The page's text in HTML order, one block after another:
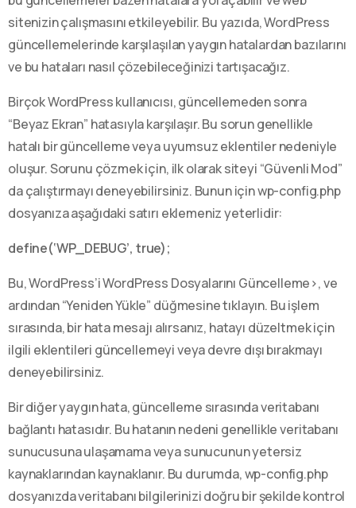
sitenizin çalışmasını etkileyebilir. Bu yazıda, WordPress
güncellemelerinde karşılaşılan yaygın hatalardan bazılarını
ve bu hataları nasıl çözebileceğinizi tartışacağız.
Birçok WordPress kullanıcısı, güncellemeden sonra
“Beyaz Ekran” hatasıyla karşılaşır. Bu sorun genellikle
hatalı bir güncelleme veya uyumsuz eklentiler nedeniyle
oluşur. Sorunu çözmek için, ilk olarak siteyi “Güvenli Mod”
da çalıştırmayı deneyebilirsiniz. Bunun için wp-config.php
dosyanıza aşağıdaki satırı eklemeniz yeterlidir:
define(‘WP_DEBUG’, true);
Bu, WordPress’i WordPress Dosyalarını Güncelleme>, ve
ardından “Yeniden Yükle” düğmesine tıklayın. Bu işlem
sırasında, bir hata mesajı alırsanız, hatayı düzeltmek için
ilgili eklentileri güncellemeyi veya devre dışı bırakmayı
deneyebilirsiniz.
Bir diğer yaygın hata, güncelleme sırasında veritabanı
bağlantı hatasıdır. Bu hatanın nedeni genellikle veritabanı
sunucusuna ulaşamama veya sunucunun yetersiz
kaynaklarından kaynaklanır. Bu durumda, wp-config.php
dosyanızda veritabanı bilgilerinizi doğru bir şekilde kontrol